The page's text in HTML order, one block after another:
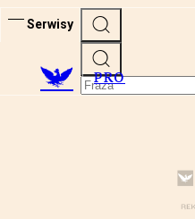
Serwisy
PRO